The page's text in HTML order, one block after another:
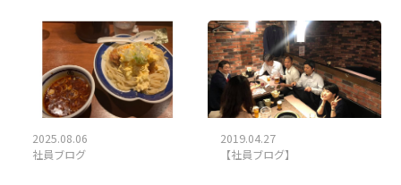
2025.08.06
社員ブログ
2019.04.27
【社員ブログ】